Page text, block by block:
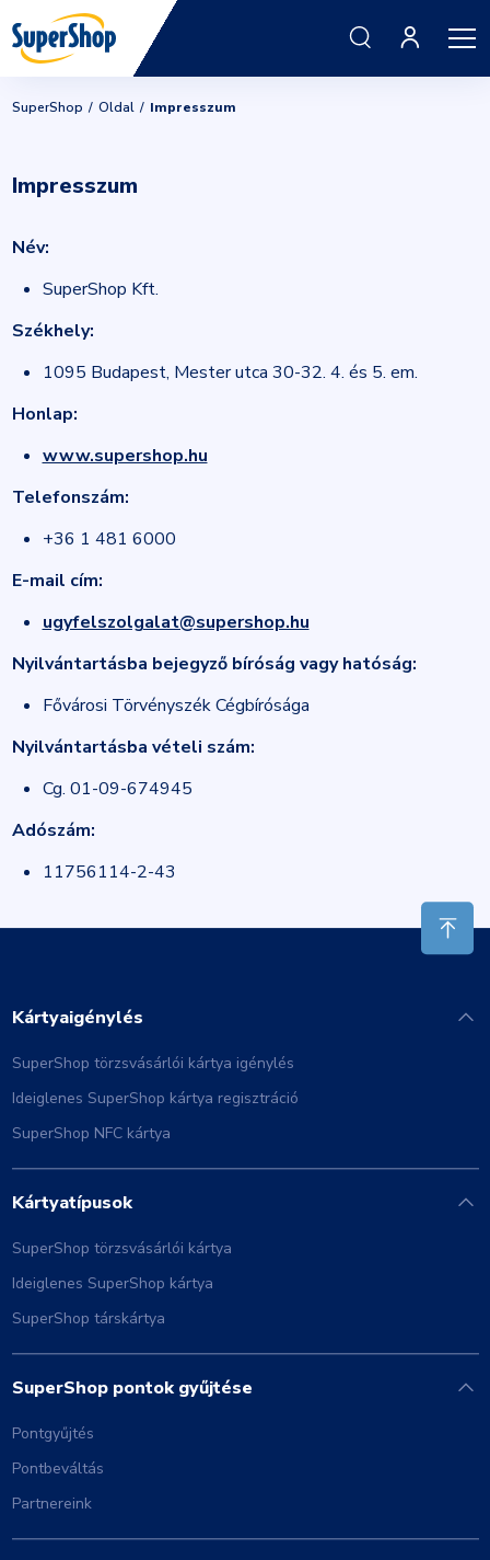
SuperShop Oldal Impresszum
Impresszum
Név:
SuperShop Kft.
Székhely:
1095 Budapest, Mester utca 30-32. 4. és 5. em.
Honlap:
www.supershop.hu
Telefonszám:
+36 1 481 6000
E-mail cím:
ugyfelszolgalat@supershop.hu
Nyilvántartásba bejegyző bíróság vagy hatóság:
Fővárosi Törvényszék Cégbírósága
Nyilvántartásba vételi szám:
Cg. 01-09-674945
Adószám:
11756114-2-43
Kártyaigénylés
SuperShop törzsvásárlói kártya igénylés
Ideiglenes SuperShop kártya regisztráció
SuperShop NFC kártya
Kártyatípusok
SuperShop törzsvásárlói kártya
Ideiglenes SuperShop kártya
SuperShop társkártya
SuperShop pontok gyűjtése
Pontgyűjtés
Pontbeváltás
Partnereink